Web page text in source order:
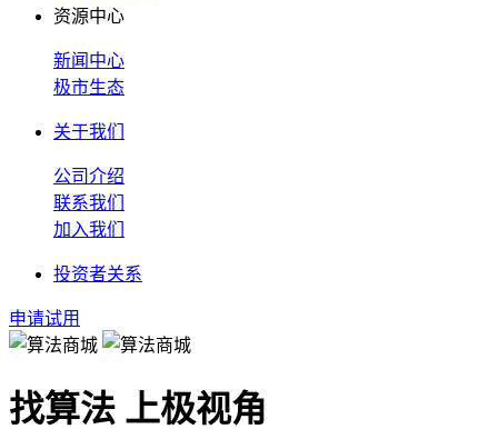
资源中心
新闻中心
极市生态
关于我们
公司介绍
联系我们
加入我们
投资者关系
申请试用
找算法 上极视角